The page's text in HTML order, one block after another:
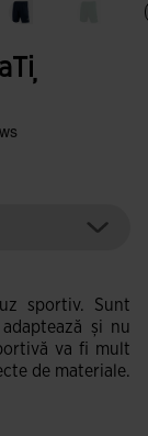
sportiv. Sunt
și nu
va fi mult
de materiale.